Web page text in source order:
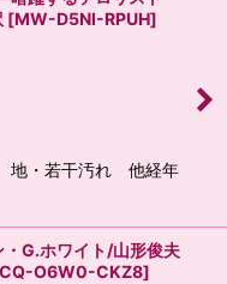
[MW-D5NI-RPUH]
・若干汚れ 他経年
G.ホワイト/山形俊夫
O6W0-CKZ8]